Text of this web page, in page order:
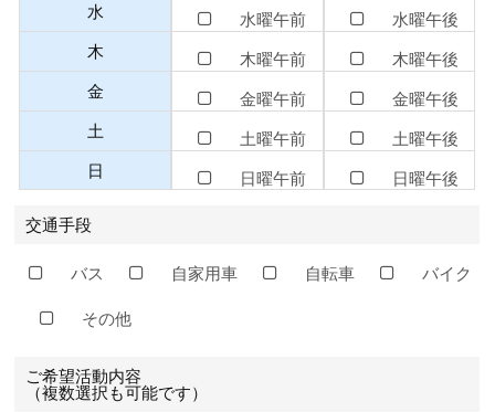
水
木
金
土
日
水曜午前
木曜午前
金曜午前
土曜午前
日曜午前
水曜午後
木曜午後
金曜午後
土曜午後
日曜午後
交通手段
バス 自家用車 自転車 バイク
その他
ご希望活動内容
（複数選択も可能です）